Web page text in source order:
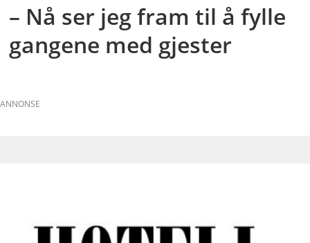
– Nå ser jeg fram til å fylle
gangene med gjester
ANNONSE